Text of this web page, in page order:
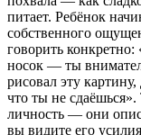
питает. Ребёнок
собственного
говорить
носок — ты
рисовал эту
что ты не
личность — они
вы видите его